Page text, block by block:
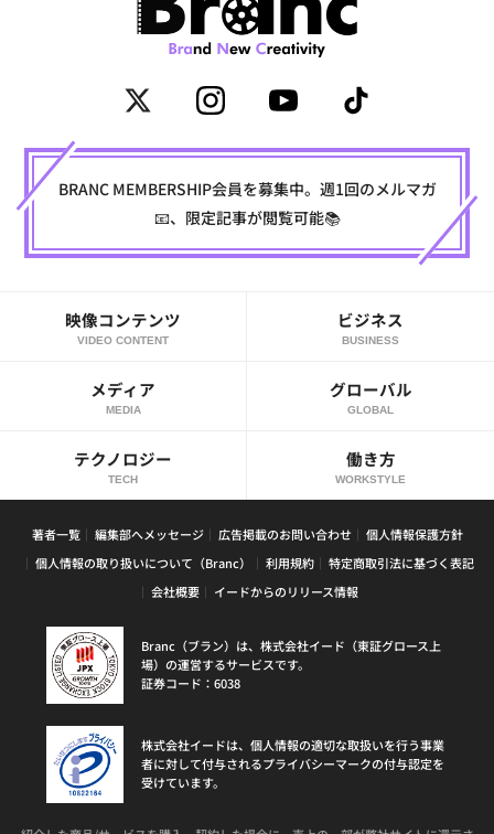
BRANC MEMBERSHIP会員を募集中。週1回のメルマガ
📧、限定記事が閲覧可能📚
映像コンテンツ
VIDEO CONTENT
ビジネス
BUSINESS
メディア
MEDIA
グローバル
GLOBAL
テクノロジー
TECH
働き方
WORKSTYLE
著者一覧 編集部へメッセージ 広告掲載のお問い合わせ
個人情報保護方針
個人情報の取り扱いについて（Branc）
利用規約
特定商取引法に基づく表記
会社概要
イードからのリリース情報
Branc（ブラン）は、株式会社イード（東証グロース上
場）の運営するサービスです。
証券コード：6038
株式会社イードは、個人情報の適切な取扱いを行う事業
者に対して付与されるプライバシーマークの付与認定を
受けています。